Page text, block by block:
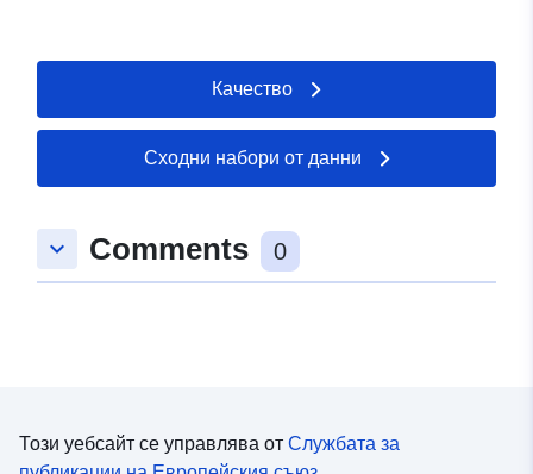
Качество
Сходни набори от данни
keyboard_arrow_down Comments 0
Този уебсайт се управлява от Службата за